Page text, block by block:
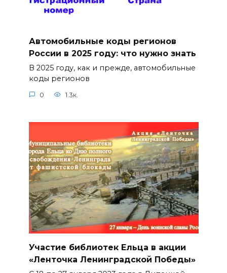
Автомобильные коды регионов
России в 2025 году: что нужно знать
В 2025 году, как и прежде, автомобильные
коды регионов
0 1.3к.
Участие библиотек Ельца в акции
«Ленточка Ленинградской Победы»